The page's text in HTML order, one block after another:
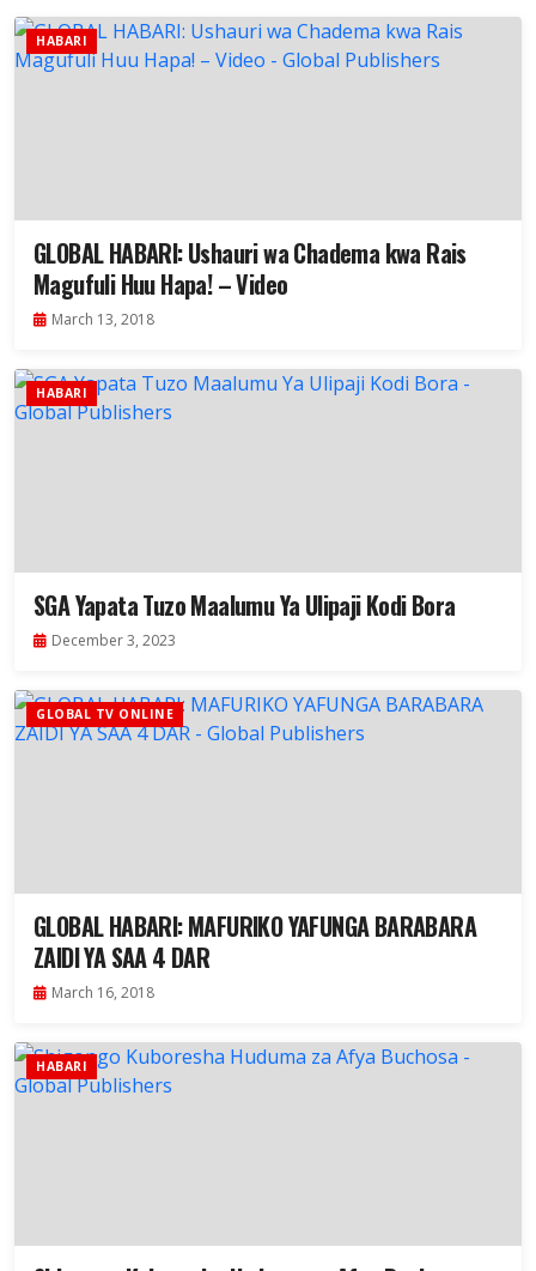
HABARI
GLOBAL HABARI: Ushauri wa Chadema kwa Rais
Magufuli Huu Hapa! – Video
March 13, 2018
HABARI
SGA Yapata Tuzo Maalumu Ya Ulipaji Kodi Bora
December 3, 2023
GLOBAL TV ONLINE
GLOBAL HABARI: MAFURIKO YAFUNGA BARABARA
ZAIDI YA SAA 4 DAR
March 16, 2018
HABARI